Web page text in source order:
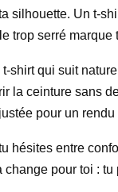
silhouette. Un t-
trop serré
shirt qui suit
la ceinture sans
pour un
hésites entre
change pour toi :